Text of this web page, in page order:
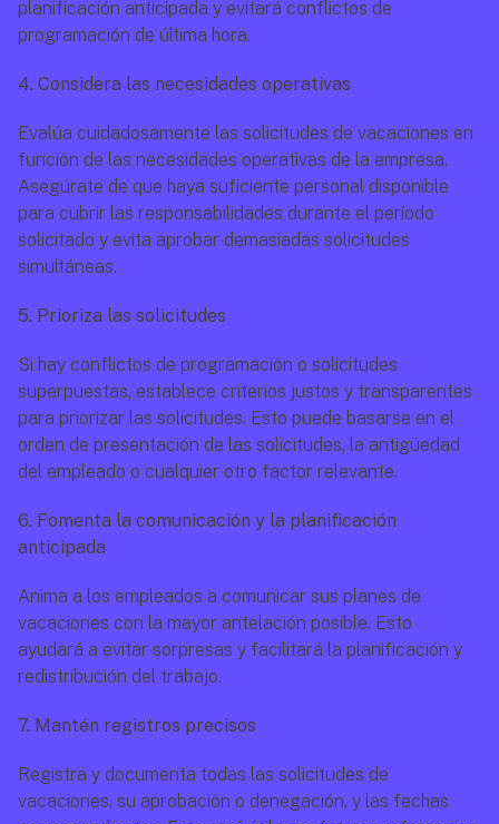
planificación anticipada y evitará conflictos de
programación de última hora.
4. Considera las necesidades operativas
Evalúa cuidadosamente las solicitudes de vacaciones en
función de las necesidades operativas de la empresa.
Asegúrate de que haya suficiente personal disponible
para cubrir las responsabilidades durante el período
solicitado y evita aprobar demasiadas solicitudes
simultáneas.
5. Prioriza las solicitudes
Si hay conflictos de programación o solicitudes
superpuestas, establece criterios justos y transparentes
para priorizar las solicitudes. Esto puede basarse en el
orden de presentación de las solicitudes, la antigüedad
del empleado o cualquier otro factor relevante.
6. Fomenta la comunicación y la planificación
anticipada
Anima a los empleados a comunicar sus planes de
vacaciones con la mayor antelación posible. Esto
ayudará a evitar sorpresas y facilitará la planificación y
redistribución del trabajo.
7. Mantén registros precisos
Registra y documenta todas las solicitudes de
vacaciones, su aprobación o denegación, y las fechas